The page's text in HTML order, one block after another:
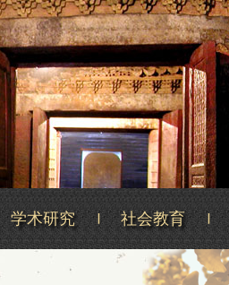
学术研究 社会教育